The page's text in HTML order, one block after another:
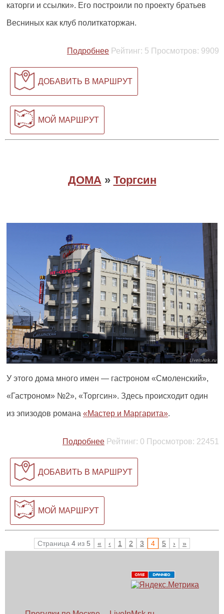
каторги и ссылки». Его построили по проекту братьев
Весниных как клуб политкаторжан.
Подробнее Рейтинг: 5 Просмотров: 9909
ДОБАВИТЬ В МАРШРУТ
МОЙ МАРШРУТ
ДОМА » Торгсин
У этого дома много имен — гастроном «Смоленский»,
«Гастроном» №2», «Торгсин». Здесь происходит один
из эпизодов романа «Мастер и Маргарита».
Подробнее Рейтинг: 0 Просмотров: 22451
ДОБАВИТЬ В МАРШРУТ
МОЙ МАРШРУТ
Страница 4 из 5 « ‹ 1 2 3 4 5 › »